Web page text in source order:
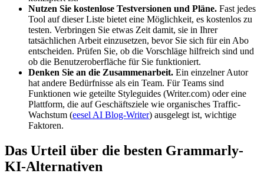
Nutzen Sie kostenlose Testversionen und Pläne. Fast jedes
Tool auf dieser Liste bietet eine Möglichkeit, es kostenlos zu
testen. Verbringen Sie etwas Zeit damit, sie in Ihrer
tatsächlichen Arbeit einzusetzen, bevor Sie sich für ein Abo
entscheiden. Prüfen Sie, ob die Vorschläge hilfreich sind und
ob die Benutzeroberfläche für Sie funktioniert.
Denken Sie an die Zusammenarbeit. Ein einzelner Autor
hat andere Bedürfnisse als ein Team. Für Teams sind
Funktionen wie geteilte Styleguides (Writer.com) oder eine
Plattform, die auf Geschäftsziele wie organisches Traffic-
Wachstum (eesel AI Blog-Writer) ausgelegt ist, wichtige
Faktoren.
Das Urteil über die besten Grammarly-
KI-Alternativen